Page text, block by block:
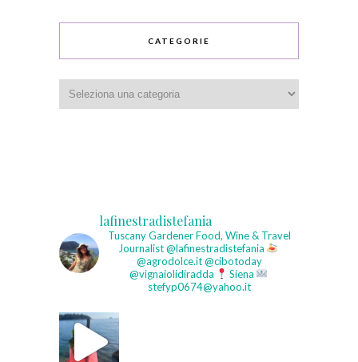
CATEGORIE
lafinestradistefania
Tuscany GardenerFood, Wine & Travel
Journalist@lafinestradistefania
@agrodolce.it @cibotoday
@vignaiolidiradda
Siena
stefyp0674@yahoo.it